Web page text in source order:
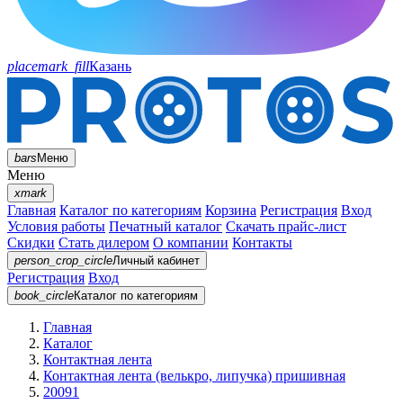
placemark_fillКазань
barsМеню
Меню
xmark
Главная Каталог по категориям Корзина Регистрация Вход
Условия работы Печатный каталог Скачать прайс-лист
Скидки Стать дилером О компании Контакты
person_crop_circleЛичный кабинет
Регистрация Вход
book_circleКаталог по категориям
Главная
Каталог
Контактная лента
Контактная лента (велькро, липучка) пришивная
20091